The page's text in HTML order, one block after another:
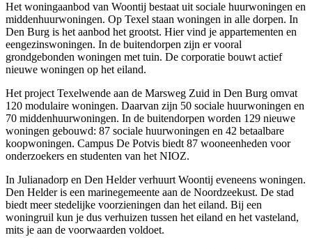
Het woningaanbod van Woontij bestaat uit sociale huurwoningen en
middenhuurwoningen. Op Texel staan woningen in alle dorpen. In
Den Burg is het aanbod het grootst. Hier vind je appartementen en
eengezinswoningen. In de buitendorpen zijn er vooral
grondgebonden woningen met tuin. De corporatie bouwt actief
nieuwe woningen op het eiland.
Het project Texelwende aan de Marsweg Zuid in Den Burg omvat
120 modulaire woningen. Daarvan zijn 50 sociale huurwoningen en
70 middenhuurwoningen. In de buitendorpen worden 129 nieuwe
woningen gebouwd: 87 sociale huurwoningen en 42 betaalbare
koopwoningen. Campus De Potvis biedt 87 wooneenheden voor
onderzoekers en studenten van het NIOZ.
In Julianadorp en Den Helder verhuurt Woontij eveneens woningen.
Den Helder is een marinegemeente aan de Noordzeekust. De stad
biedt meer stedelijke voorzieningen dan het eiland. Bij een
woningruil kun je dus verhuizen tussen het eiland en het vasteland,
mits je aan de voorwaarden voldoet.